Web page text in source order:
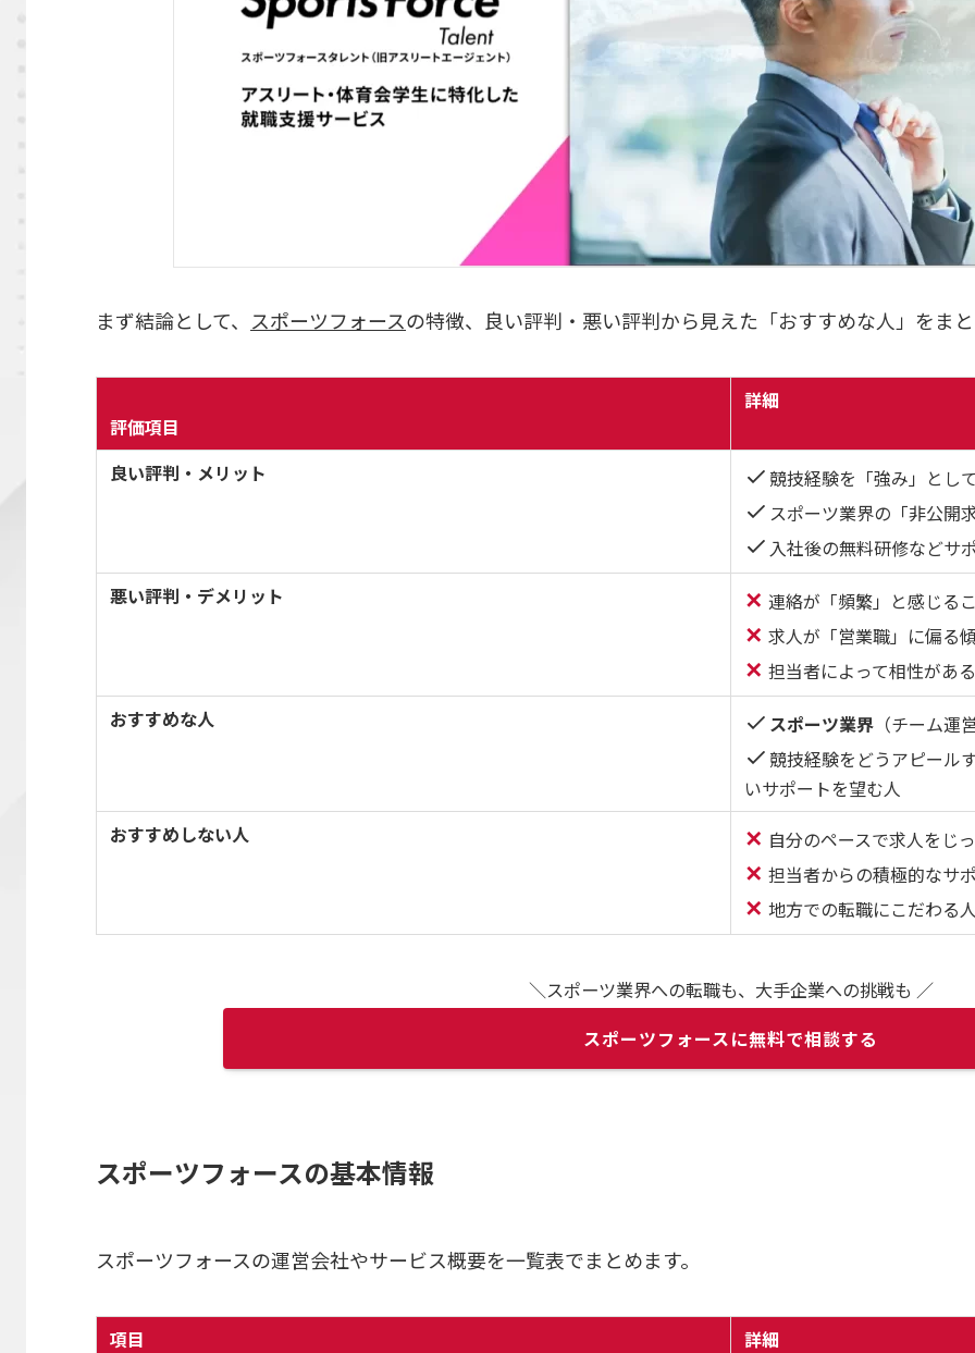
まず結論として、 スポーツフォースの特徴、良い評判・悪い評判から見えた「おすすめな人」をま
評価項目
詳細
良い評判・メリット
競技経験を「強み」とし
スポーツ業界の「非公開
入社後の無料研修などサ
悪い評判・デメリット
✕ 連絡が「頻繁」と感じる
✕ 求人が「営業職」に偏る
✕ 担当者によって相性がある
おすすめな人
スポーツ業界 （チーム
競技経験をどうアピール
いサポートを望む人
おすすめしない人
✕ 自分のペースで求人をじ
✕ 担当者からの積極的なサ
✕ 地方での転職にこだわる
＼スポーツ業界への転職も、大手企業への挑戦も ／
スポーツフォースに無料で相談する
スポーツフォースの基本情報
スポーツフォースの運営会社やサービス概要を一覧表でまとめます。
項目 詳細